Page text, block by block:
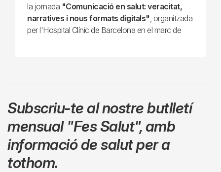
la jornada "Comunicació en salut: veracitat,
narratives i nous formats digitals" , organitzada
per l'Hospital Clínic de Barcelona en el marc de
Subscriu-te al nostre butlletí
mensual "Fes Salut",amb
informació de salut per a
tothom.